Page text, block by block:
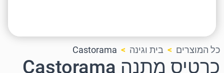
כל המוצרים בית וגינה Castorama
כרטיס מתנה Castorama